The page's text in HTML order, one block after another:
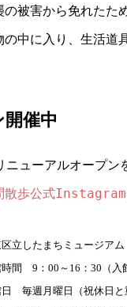
被害から免れたた
中に入り、生活道
催中
ニューアルオープン
散歩公式Instagram
区立したまちミュージアム
時間 9：00～16：30（入
日 毎週月曜日（祝休日と